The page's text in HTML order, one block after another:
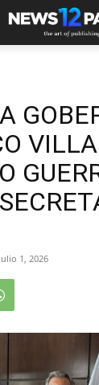
julio 1, 2026